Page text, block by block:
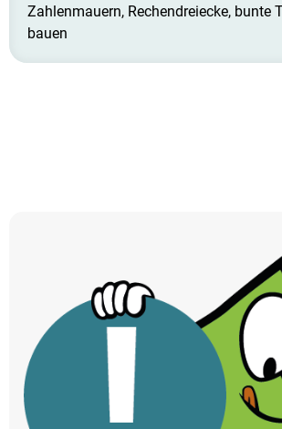
Zahlenmauern, Rechendreiecke, bunte
bauen